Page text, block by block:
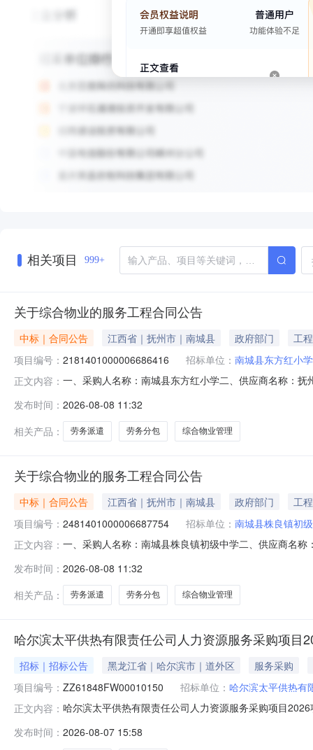
相关项目 999+
关于综合物业的服务工程合同公告
中标｜合同公告 江西省｜抚州市｜南城县 政府部门
工程
项目编号： 2181401000006686416 招标单位： 南城县东方红小学
正文内容： 一、采购人名称：南城县东方红小学二、供应商名称：
基本概况：七、其它事项：无八、联系方式1、采购人名
发布时间： 2026-08-08 11:32
相关产品：
劳务派遣 劳务分包 综合物业管理
关于综合物业的服务工程合同公告
中标｜合同公告 江西省｜抚州市｜南城县 政府部门
工程
项目编号： 2481401000006687754 招标单位： 南城县株良镇初
正文内容： 一、采购人名称：南城县株良镇初级中学二、供应商名
1.0033923392服务要求或标的基本概况：七、其它事项
镇株
发布时间： 2026-08-08 11:32
相关产品：
劳务派遣 劳务分包 综合物业管理
哈尔滨太平供热有限责任公司人力资源服务采购项目
招标｜招标公告 黑龙江省｜哈尔滨市｜道外区
服务采购
项目编号： ZZ61848FW00010150 招标单位： 哈尔滨太平供热有
正文内容： 哈尔滨太平供热有限责任公司人力资源服务采购项目
发布时间： 2026-08-07 15:58